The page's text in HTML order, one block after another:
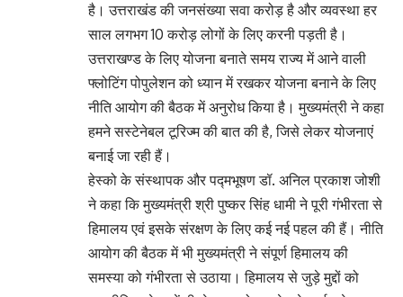
है। उत्तराखंड की जनसंख्या सवा करोड़ है और व्यवस्था हर
साल लगभग 10 करोड़ लोगों के लिए करनी पड़ती है।
उत्तराखण्ड के लिए योजना बनाते समय राज्य में आने वाली
फ्लोटिंग पोपुलेशन को ध्यान में रखकर योजना बनाने के लिए
नीति आयोग की बैठक में अनुरोध किया है। मुख्यमंत्री ने कहा
हमने सस्टेनेबल टूरिज्म की बात की है, जिसे लेकर योजनाएं
बनाई जा रही हैं।
हेस्को के संस्थापक और पद्मभूषण डॉ. अनिल प्रकाश जोशी
ने कहा कि मुख्यमंत्री श्री पुष्कर सिंह धामी ने पूरी गंभीरता से
हिमालय एवं इसके संरक्षण के लिए कई नई पहल की हैं। नीति
आयोग की बैठक में भी मुख्यमंत्री ने संपूर्ण हिमालय की
समस्या को गंभीरता से उठाया। हिमालय से जुड़े मुद्दों को